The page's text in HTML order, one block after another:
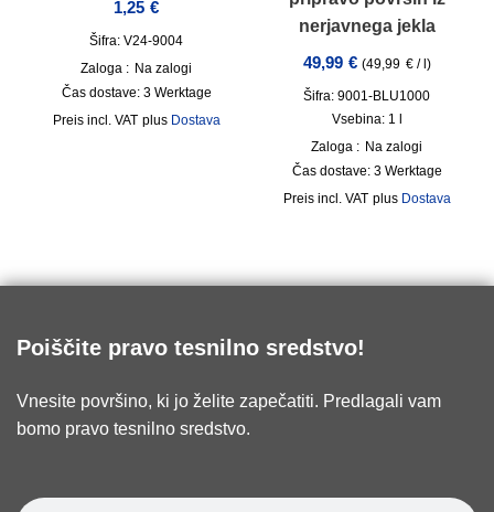
1,25 €
Šifra: V24-9004
Zaloga : Na zalogi
Čas dostave: 3 Werktage
incl. VAT plus Dostava
nerjavnega jekla
49,99 € (49,99 €/ )
Šifra: 9001-BLU1000
Vsebina: 1 l
Zaloga : Na zalogi
Čas dostave: 3 Werktage
incl. VAT plus Dostava
Poiščite pravo tesnilno sredstvo!
Vnesite površino, ki jo želite zapečatiti. Predlagali vam
bomo pravo tesnilno sredstvo.